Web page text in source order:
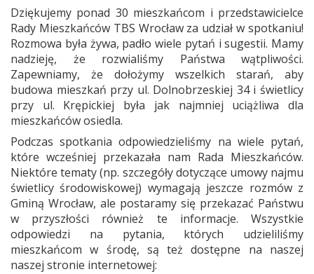
Dziękujemy ponad 30 mieszkańcom i przedstawicielce
Rady Mieszkańców TBS Wrocław za udział w spotkaniu!
Rozmowa była żywa, padło wiele pytań i sugestii. Mamy
nadzieję, że rozwialiśmy Państwa wątpliwości.
Zapewniamy, że dołożymy wszelkich starań, aby
budowa mieszkań przy ul. Dolnobrzeskiej 34 i świetlicy
przy ul. Krępickiej była jak najmniej uciążliwa dla
mieszkańców osiedla.
Podczas spotkania odpowiedzieliśmy na wiele pytań,
które wcześniej przekazała nam Rada Mieszkańców.
Niektóre tematy (np. szczegóły dotyczące umowy najmu
świetlicy środowiskowej) wymagają jeszcze rozmów z
Gminą Wrocław, ale postaramy się przekazać Państwu
w przyszłości również te informacje. Wszystkie
odpowiedzi na pytania, których udzieliliśmy
mieszkańcom w środę, są też dostępne na naszej
naszej stronie internetowej: